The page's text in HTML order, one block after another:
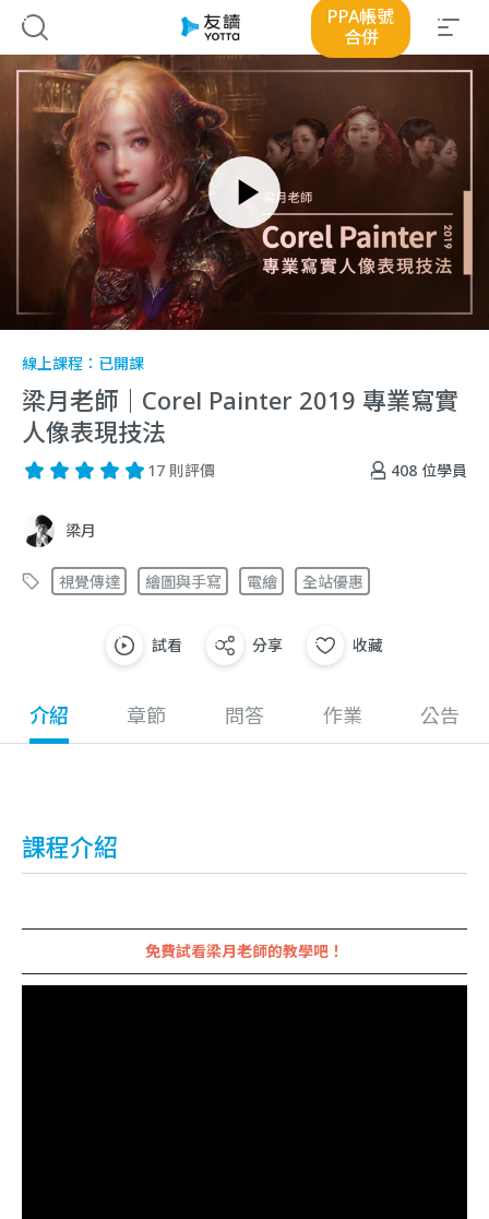
PPA帳號
合併
線上課程： 已開課
梁月老師｜Corel Painter 2019 專業寫實
人像表現技法
408 位學員
17 則評價
梁月
視覺傳達 繪圖與手寫 電繪 全站優惠
試看 分享 收藏
介紹 章節 問答 作業 公告
課程介紹
免費試看梁月老師的教學吧！